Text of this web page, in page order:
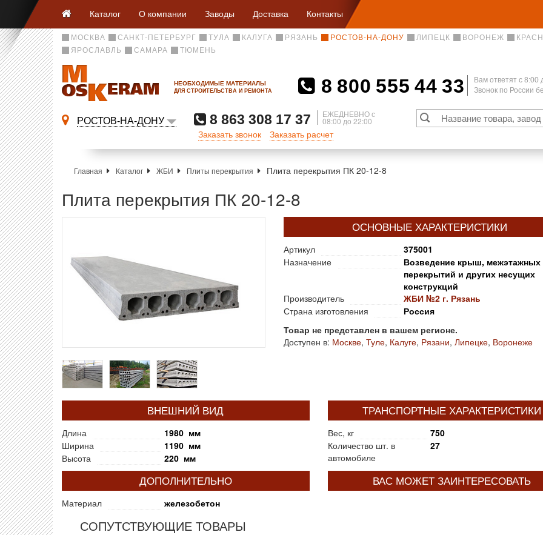
Каталог О компании Заводы Доставка Контакты
МОСКВА САНКТ-ПЕТЕРБУРГ ТУЛА КАЛУГА РЯЗАНЬ РОСТОВ-НА-ДОНУ ЛИПЕЦК ВОРОНЕЖ
ЯРОСЛАВЛЬ
САМАРА ТЮМЕНЬ
НЕОБХОДИМЫЕ МАТЕРИАЛЫ
ДЛЯ СТРОИТЕЛЬСТВА И РЕМОНТА 8 800 555 44 33
Вам ответят c 8:00
Звонок по России
РОСТОВ-НА-ДОНУ 8 863 308 17 37 ЕЖЕДНЕВНО с
08:00 до 22:00
Заказать звонок Заказать расчет
Главная Каталог ЖБИ Плиты перекрытия Плита перекрытия ПК 20-12-8
Плита перекрытия ПК 20-12-8
ОСНОВНЫЕ ХАРАКТЕРИСТИКИ
Артикул
375001
Назначение
Возведение крыш, межэтажных
перекрытий и других несущих
конструкций
Производитель
ЖБИ №2 г. Рязань
Страна изготовления
Россия
Товар не представлен в вашем регионе.
Доступен в: Москве, Туле, Калуге, Рязани, Липецке, Воронеже
ВНЕШНИЙ ВИД
Длина
1980 мм
Ширина
1190 мм
Высота
220 мм
ТРАНСПОРТНЫЕ ХАРАКТЕРИСТИКИ
Вес, кг
750
Количество шт. в
автомобиле
27
ДОПОЛНИТЕЛЬНО
Материал железобетон
ВАС МОЖЕТ ЗАИНТЕРЕСОВАТЬ
СОПУТСТВУЮЩИЕ ТОВАРЫ